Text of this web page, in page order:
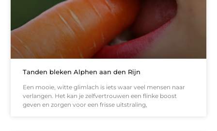
Tanden bleken Alphen aan den Rijn
Een mooie, witte glimlach is iets waar veel mensen naar
verlangen. Het kan je zelfvertrouwen een flinke boost
geven en zorgen voor een frisse uitstraling,